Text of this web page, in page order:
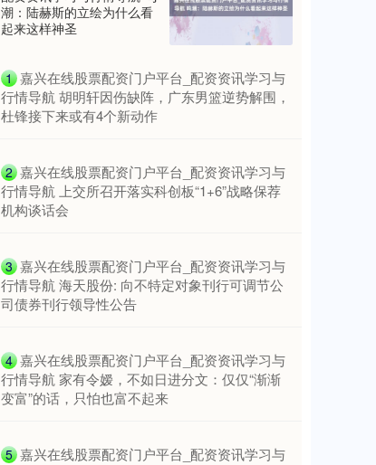
潮：陆赫斯的立绘为什么看
起来这样神圣
1 ​嘉兴在线股票配资门户平台_配资资讯学习与
行情导航 胡明轩因伤缺阵，广东男篮逆势解围，
杜锋接下来或有4个新动作
2 ​嘉兴在线股票配资门户平台_配资资讯学习与
行情导航 上交所召开落实科创板“1+6”战略保荐
机构谈话会
3 ​嘉兴在线股票配资门户平台_配资资讯学习与
行情导航 海天股份: 向不特定对象刊行可调节公
司债券刊行领导性公告
4 ​嘉兴在线股票配资门户平台_配资资讯学习与
行情导航 家有令嫒，不如日进分文：仅仅“渐渐
变富”的话，只怕也富不起来
5 ​嘉兴在线股票配资门户平台_配资资讯学习与